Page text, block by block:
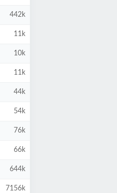
442k
11k
10k
11k
44k
54k
76k
66k
644k
7156k